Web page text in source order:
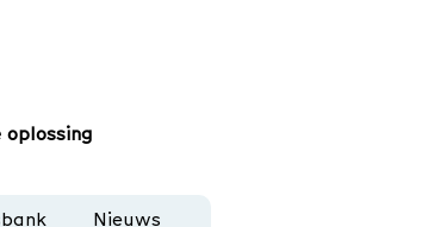
oplossing
Nieuws